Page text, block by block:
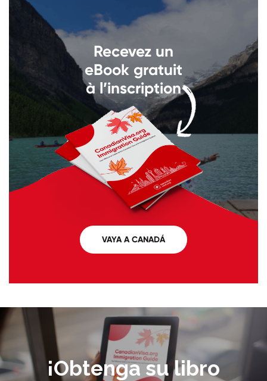
Recevez un
eBook gratuit
à l’inscription
VAYA A CANADÁ
¡Obtenga su libro
Llámenos al +1 604 449 1200